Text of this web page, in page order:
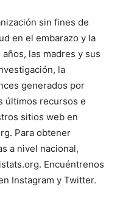
sin fines de
en el embarazo y la
las madres y sus
la
generados por
últimos recursos e
sitios web en
Para obtener
a nivel nacional,
Encuéntrenos
Instagram y Twitter.